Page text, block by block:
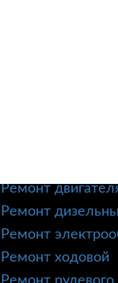
Техническое
Ремонт
Ремонт
Ремонт
Ремонт
Ремонт ходовой